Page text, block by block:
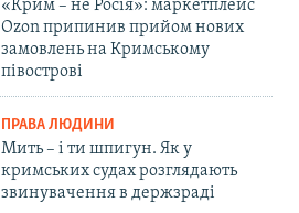
«Крим – не Росія»: маркетплейс
Ozon припинив прийом нових
замовлень на Кримському
півострові
ПРАВА ЛЮДИНИ
Мить – і ти шпигун. Як у
кримських судах розглядають
звинувачення в держзраді